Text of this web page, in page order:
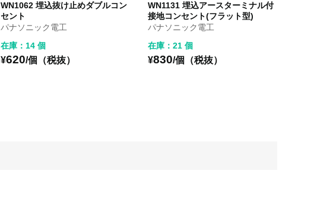
WN1062 埋込抜け止めダブルコン
セント
パナソニック電工
在庫：14 個
¥620/個（税抜）
WN1131 埋込アースターミナル付
接地コンセント(フラット型)
パナソニック電工
在庫：21 個
¥830/個（税抜）